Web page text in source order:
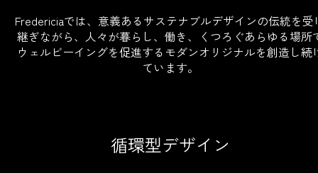
Fredericiaでは、意義あるサステナブルデザインの伝統を受
継ぎながら、人々が暮らし、働き、くつろぐあらゆる場所
ウェルビーイングを促進するモダンオリジナルを創造し続
ています。
循環型デザイン